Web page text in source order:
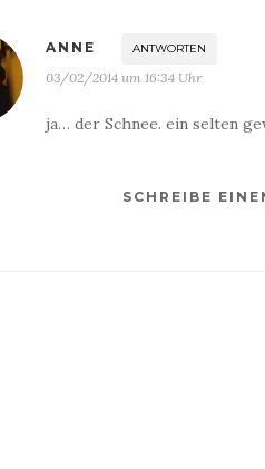
ANNE ANTWORTEN
03/02/2014 um 16:34 Uhr
ja… der Schnee. ein selten
SCHREIBE